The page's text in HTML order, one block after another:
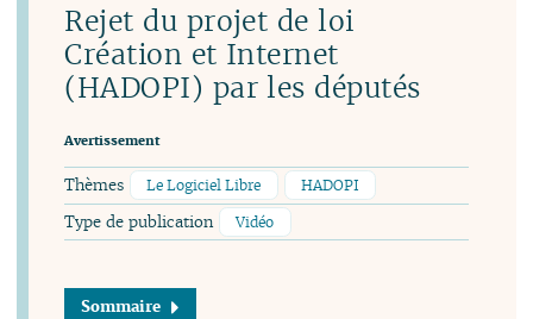
Rejet du projet de loi
Création et Internet
(HADOPI) par les députés
Avertissement
Thèmes Le Logiciel Libre HADOPI
Type de publication Vidéo
Sommaire